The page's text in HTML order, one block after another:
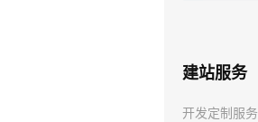
建站服务
开发定制服务